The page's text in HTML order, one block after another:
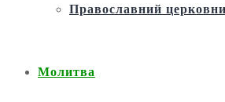
Православний
Молитва